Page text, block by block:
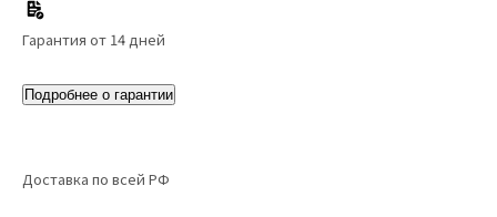
Гарантия от 14 дней
Подробнее о гарантии
Доставка по всей РФ